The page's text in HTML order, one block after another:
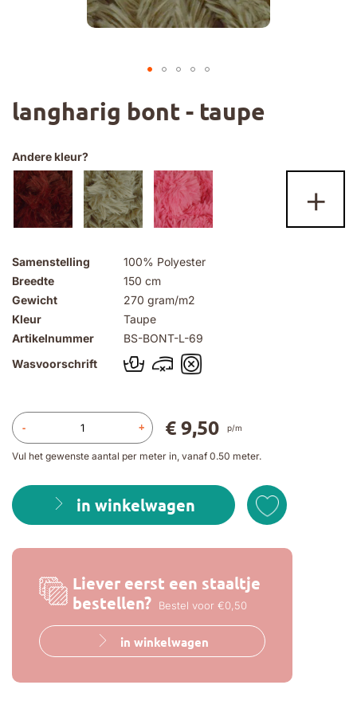
langharig bont - taupe
Samenstelling
100% Polyester
Breedte
150 cm
Gewicht
270 gram/m2
Kleur
Taupe
Artikelnummer
BS-BONT-L-69
Wasvoorschrift
- +
Vul het gewenste aantal per meter in, vanaf 0.50 meter.
in winkelwagen
Liever eerst een staaltje
bestellen?
Bestel voor €0,50
in winkelwagen
€ 9,50 p/m
Andere kleur?
+
naar
het
van
de
afbeeldingen-
gallerij